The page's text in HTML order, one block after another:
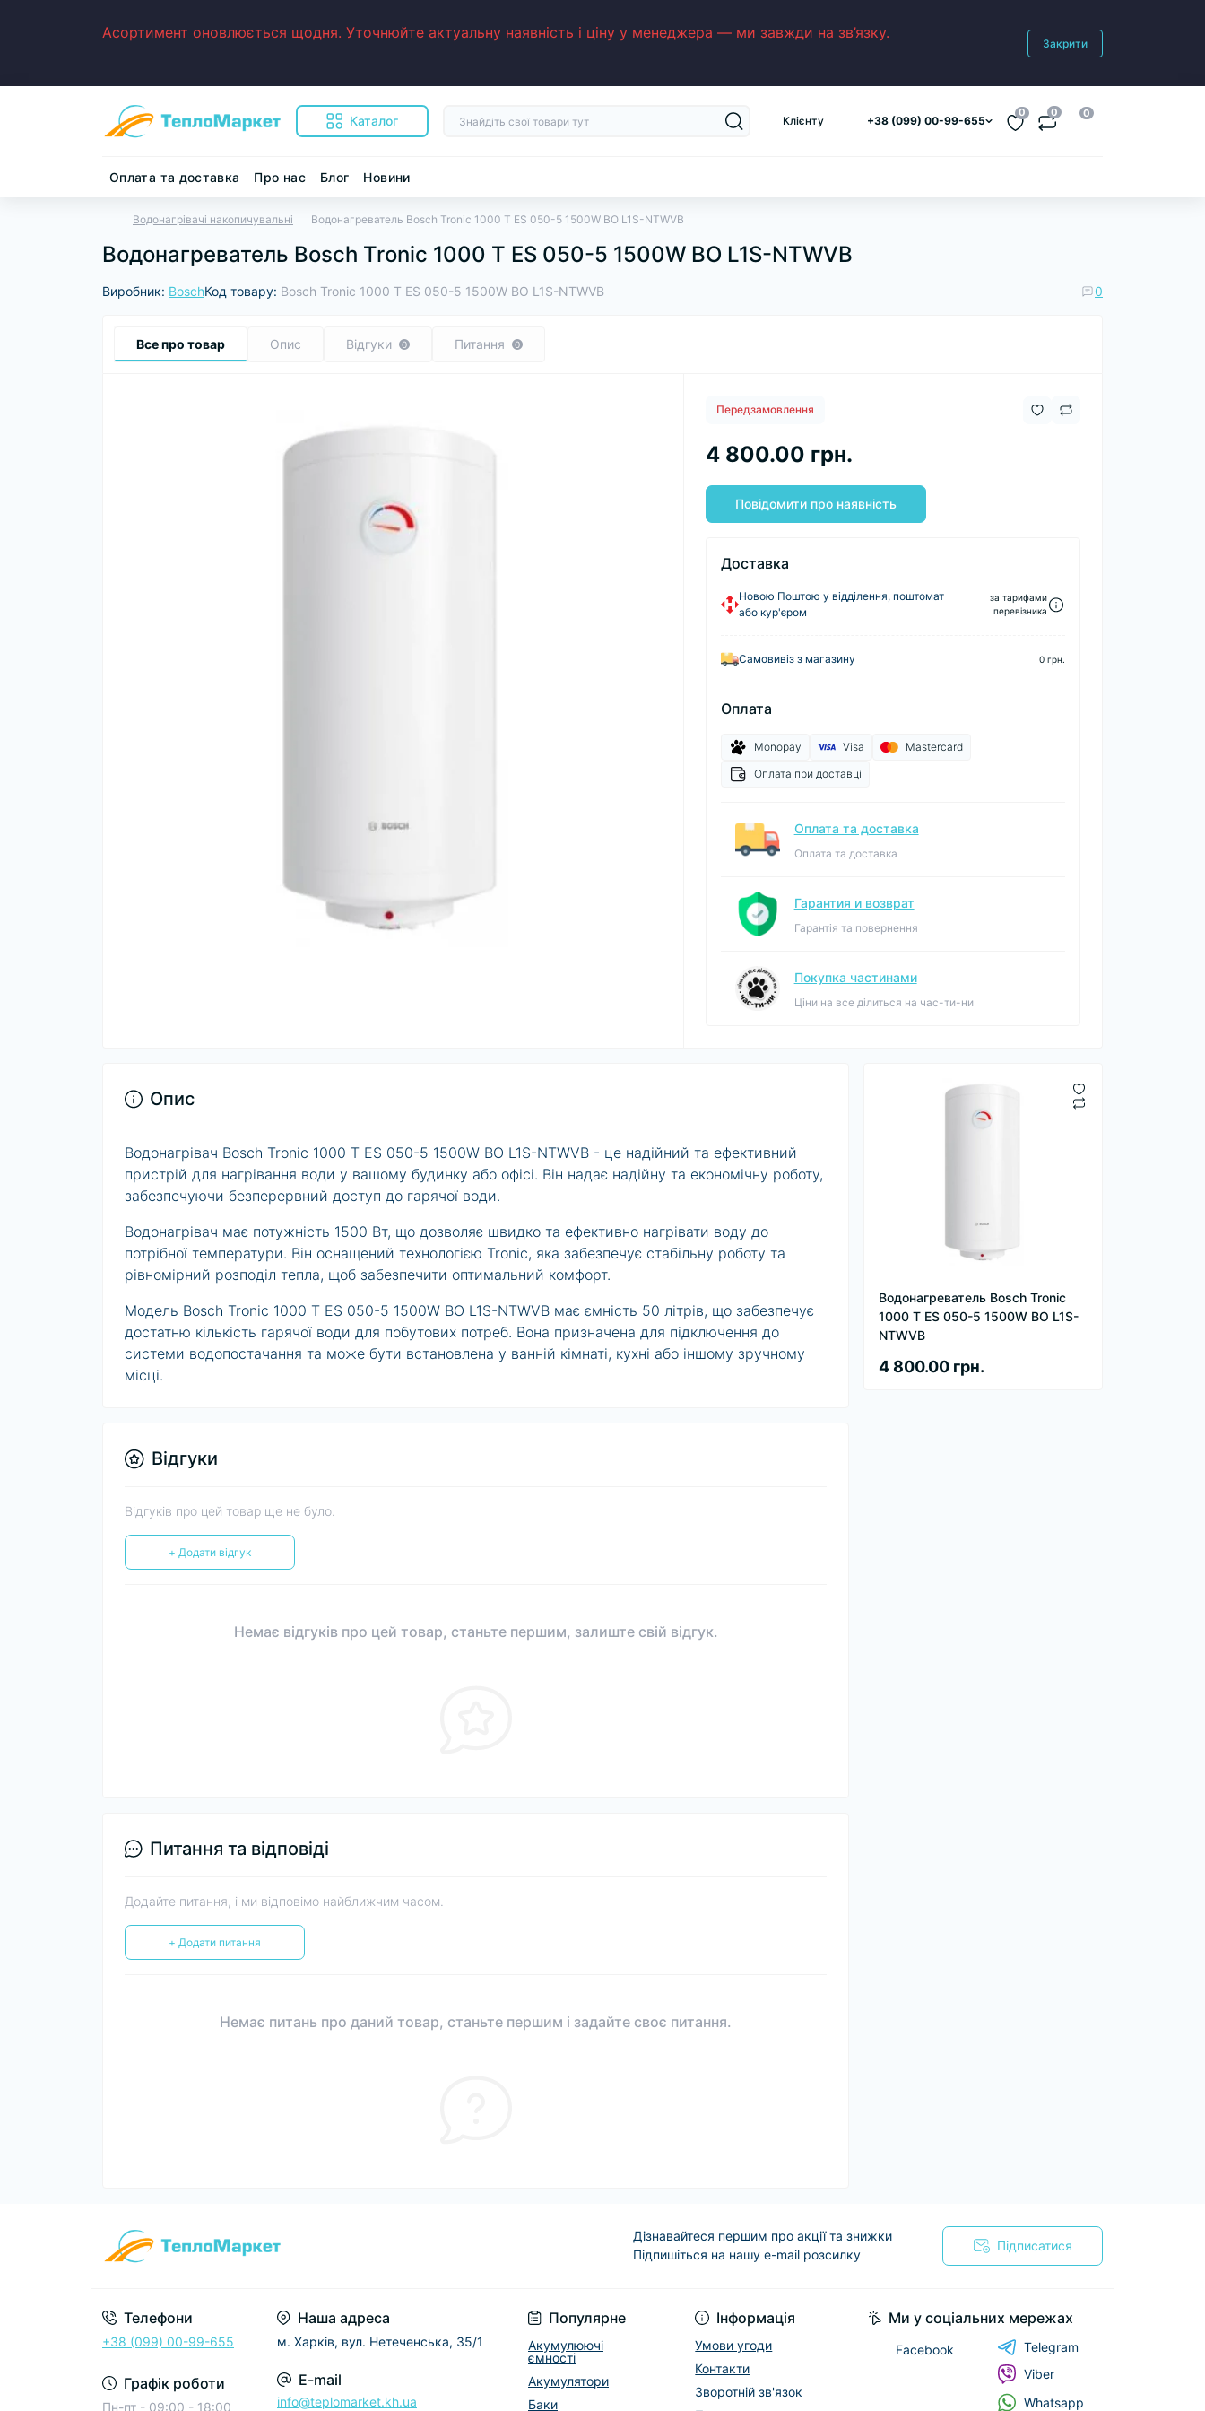
Асортимент оновлюється щодня. Уточнюйте актуальну наявність і ціну у менеджера — ми завжди на зв’язку.
Закрити
Каталог Клієнту +38 (099) 00-99-655
0 0 0
Оплата та доставка Про нас Блог Новини
Водонагрівачі накопичувальні Водонагреватель Bosch Tronic 1000 T ES 050-5 1500W BO L1S-NTWVB
Водонагреватель Bosch Tronic 1000 T ES 050-5 1500W BO L1S-NTWVB
Виробник: BoschКод товару: Bosch Tronic 1000 T ES 050-5 1500W BO L1S-NTWVB 0
Все про товар Опис Відгуки 0 Питання 0
Передзамовлення
4 800.00 грн.
Повідомити про наявність
Доставка
Новою Поштою у відділення, поштомат
або кур'єром
за тарифами
перевізника
Самовивіз з магазину 0 грн.
Оплата
Monopay Visa
Mastercard
Оплата при доставці
Оплата та доставка
Оплата та доставка
Гарантия и возврат
Гарантія та повернення
Покупка частинами
Ціни на все ділиться на час-ти-ни
Водонагреватель Bosch Tronic
1000 T ES 050-5 1500W BO L1S-
NTWVB
4 800.00 грн.
Опис
Водонагрівач Bosch Tronic 1000 T ES 050-5 1500W BO L1S-NTWVB - це надійний та ефективний
пристрій для нагрівання води у вашому будинку або офісі. Він надає надійну та економічну роботу,
забезпечуючи безперервний доступ до гарячої води.
Водонагрівач має потужність 1500 Вт, що дозволяє швидко та ефективно нагрівати воду до
потрібної температури. Він оснащений технологією Tronic, яка забезпечує стабільну роботу та
рівномірний розподіл тепла, щоб забезпечити оптимальний комфорт.
Модель Bosch Tronic 1000 T ES 050-5 1500W BO L1S-NTWVB має ємність 50 літрів, що забезпечує
достатню кількість гарячої води для побутових потреб. Вона призначена для підключення до
системи водопостачання та може бути встановлена у ванній кімнаті, кухні або іншому зручному
місці.
Відгуки
Відгуків про цей товар ще не було.
+ Додати відгук
Немає відгуків про цей товар, станьте першим, залиште свій відгук.
Питання та відповіді
Додайте питання, і ми відповімо найближчим часом.
+ Додати питання
Немає питань про даний товар, станьте першим і задайте своє питання.
Дізнавайтеся першим про акції та знижки
Підпишіться на нашу e-mail розсилку
Підписатися
Телефони
+38 (099) 00-99-655
Графік роботи
Пн-пт - 09:00 - 18:00
Наша адреса
м. Харків, вул. Нетеченська, 35/1
E-mail
info@teplomarket.kh.ua
Популярне
Акумулюючі
ємності
Акумулятори
Баки
Інформація
Умови угоди
Контакти
Зворотній зв'язок
Ми у соціальних мережах
Facebook
Telegram
Viber
Whatsapp